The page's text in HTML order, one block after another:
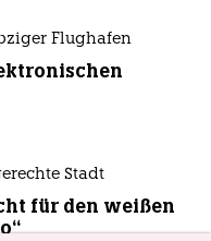
Flughafen
Stadt
für den weißen